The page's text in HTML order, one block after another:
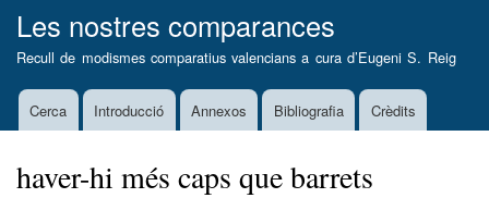
al
contingut
Les nostres comparances
Recull de modismes comparatius valencians a cura d’Eugeni S. Reig
MainCerca Introducció Annexos Bibliografia Crèdits
haver-hi més caps que barrets